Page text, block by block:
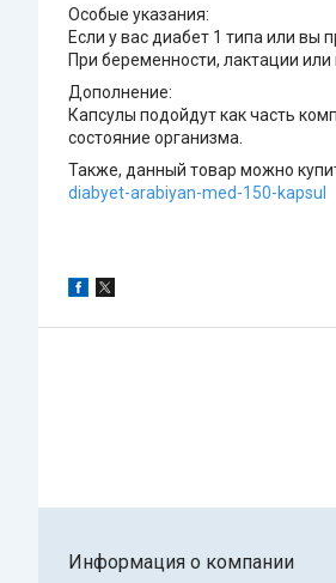
Особые указания:
Если у вас диабет 1 типа или вы
При беременности, лактации
Дополнение:
Капсулы подойдут как часть
состояние организма.
Также, данный товар можно
diabyet-arabiyan-med-150-kapsul
Информация о компании